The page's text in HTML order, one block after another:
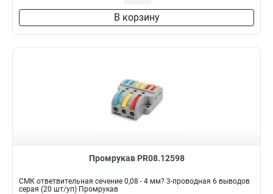
В корзину
Промрукав PR08.12598
СМК ответвительная сечение 0,08 - 4 мм? 3-проводная 6 выводов
серая (20 шт/уп) Промрукав